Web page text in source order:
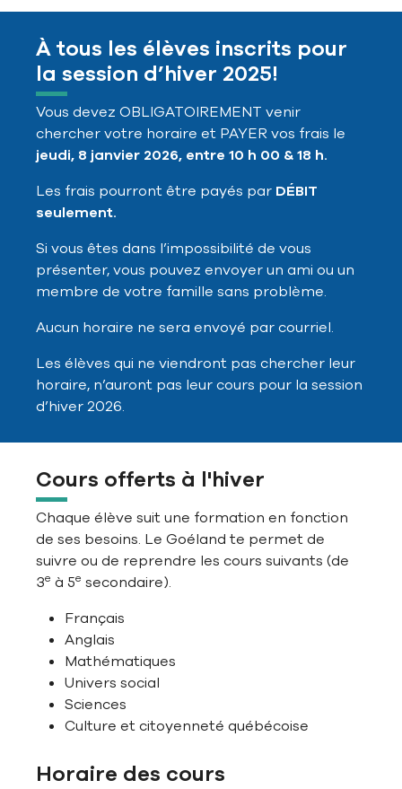
À tous les élèves inscrits pour
la session d’hiver 2025!
Vous devez OBLIGATOIREMENT venir
chercher votre horaire et PAYER vos frais le
jeudi, 8 janvier 2026, entre 10 h 00 & 18 h.
Les frais pourront être payés par DÉBIT
seulement.
Si vous êtes dans l’impossibilité de vous
présenter, vous pouvez envoyer un ami ou un
membre de votre famille sans problème.
Aucun horaire ne sera envoyé par courriel.
Les élèves qui ne viendront pas chercher leur
horaire, n’auront pas leur cours pour la session
d’hiver 2026.
Cours offerts à l'hiver
Chaque élève suit une formation en fonction
de ses besoins. Le Goéland te permet de
suivre ou de reprendre les cours suivants (de
3e à 5e secondaire).
Français
Anglais
Mathématiques
Univers social
Sciences
Culture et citoyenneté québécoise
Horaire des cours